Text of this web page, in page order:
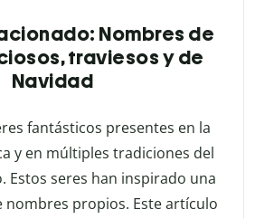
Nombres de
traviesos y de
Navidad
fantásticos presentes en la
y en múltiples tradiciones del
Estos seres han inspirado una
nombres propios. Este artículo